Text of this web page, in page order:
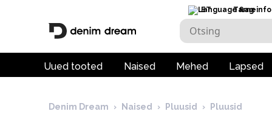
ET Tarneinfo
Uued tooted Naised Mehed Lapsed
Denim Dream › Naised › Pluusid › Pluusid